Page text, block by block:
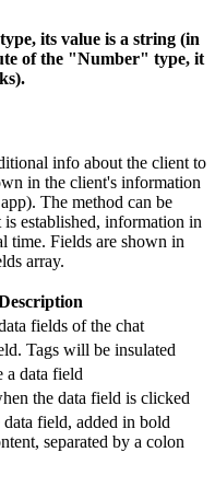
its value is a string (in
of the "Number" type, it
info about the client to
in the client's information
The method can be
is established, information in
time. Fields are shown in
array.
fields of the chat
Tags will be insulated
a data field
the data field is clicked
field, added in bold
separated by a colon